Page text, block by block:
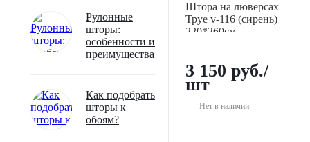
Рулонные
шторы:
особенности и
преимущества
Как подобрать
шторы к
обоям?
Штора на люверсах
Труе v-116 (сирень)
220*260см
3 150 руб./
шт
Нет в наличии